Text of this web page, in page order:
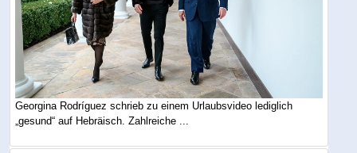
Georgina Rodríguez schrieb zu einem Urlaubsvideo lediglich
„gesund“ auf Hebräisch. Zahlreiche ...